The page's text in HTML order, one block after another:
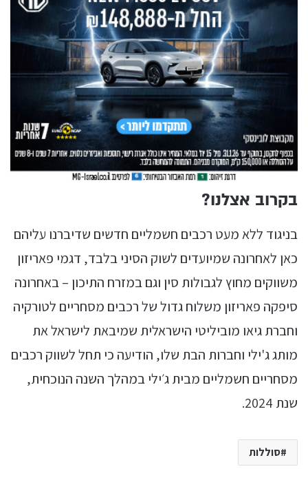
בקרוב אצלנו?
בניגוד ללא מעט רכבים חשמליים חדשים שדיברנו עליהם
כאן לאחרונה שמיועדים לשוק הסיני בלבד, דגמי פאריזון
משווקים מחוץ לגבולות סין וגם במזרח התיכון – באחרונה
סיפקה פאריזון משלוח גדול של רכבים מסחריים לטורקיה
וחברת גיאו מוביליטי הישראלית שמיבאת לישראל את
מותג ג'ילי וחברות הבת שלו, הודיעה כי תחל לשווק רכבים
מסחריים חשמליים מבית ג׳ילי במהלך השנה הנוכחית,
שנת 2024.
סוללות